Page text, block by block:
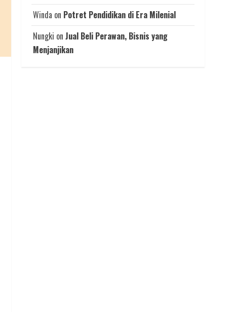
Winda on Potret Pendidikan di Era Milenial
Nungki on Jual Beli Perawan, Bisnis yang
Menjanjikan